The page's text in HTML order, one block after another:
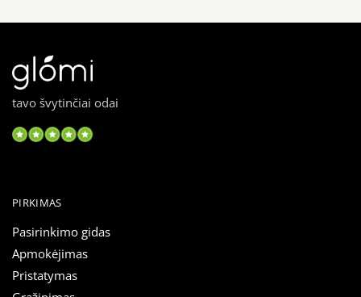
tavo švytinčiai odai
PIRKIMAS
Pasirinkimo gidas
Apmokėjimas
Pristatymas